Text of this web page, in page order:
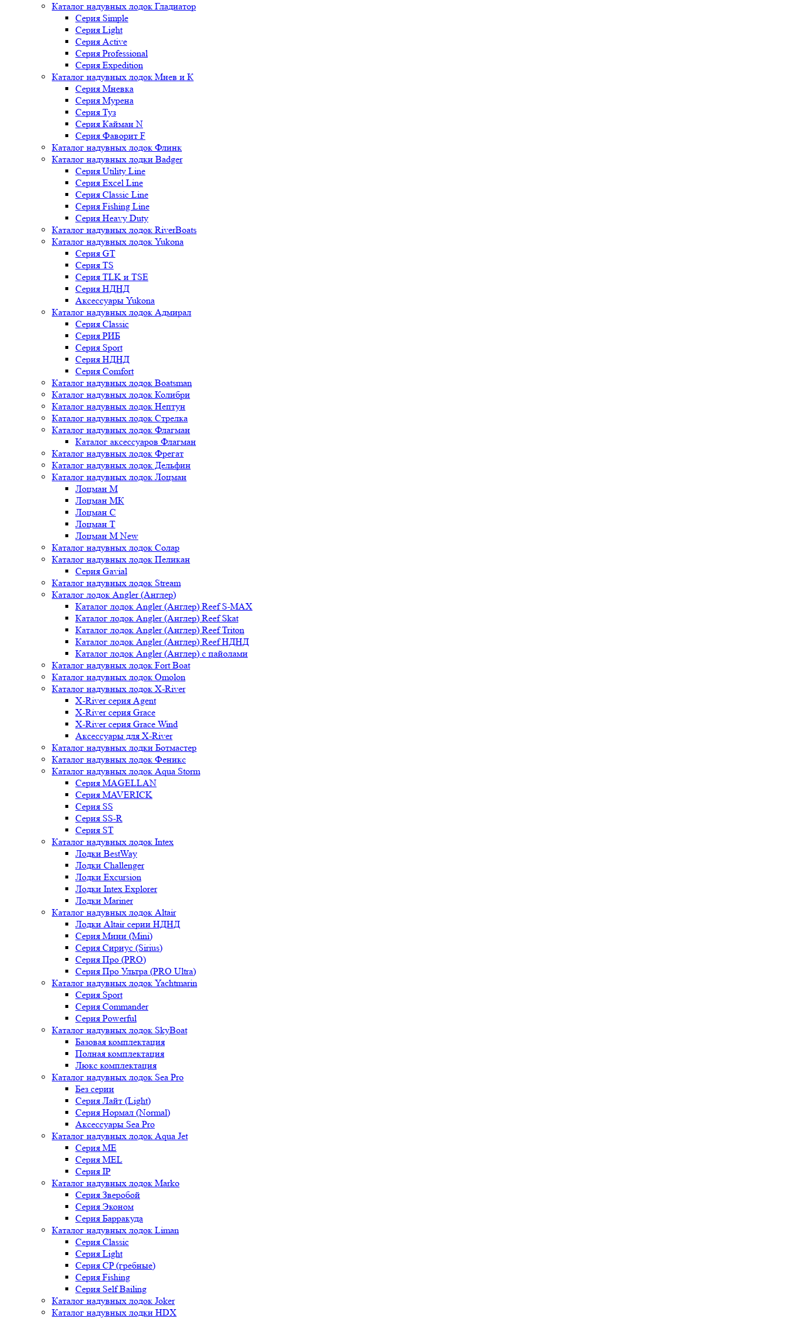
Каталог надувных лодок Гладиатор
Серия Simple
Серия Light
Серия Active
Серия Professional
Серия Expedition
Каталог надувных лодок Мнев и К
Серия Мневка
Серия Мурена
Серия Туз
Серия Кайман N
Серия Фаворит F
Каталог надувных лодок Флинк
Каталог надувных лодки Badger
Серия Utility Line
Серия Excel Line
Серия Classic Line
Серия Fishing Line
Серия Heavy Duty
Каталог надувных лодок RiverBoats
Каталог надувных лодок Yukona
Серия GT
Серия TS
Серия TLK и TSE
Серия НДНД
Аксессуары Yukona
Каталог надувных лодок Адмирал
Серия Classic
Серия РИБ
Серия Sport
Серия НДНД
Серия Comfort
Каталог надувных лодок Boatsman
Каталог надувных лодок Колибри
Каталог надувных лодок Нептун
Каталог надувных лодок Стрелка
Каталог надувных лодок Флагман
Каталог аксессуаров Флагман
Каталог надувных лодок Фрегат
Каталог надувных лодок Дельфин
Каталог надувных лодок Лоцман
Лоцман М
Лоцман МК
Лоцман С
Лоцман Т
Лоцман М New
Каталог надувных лодок Солар
Каталог надувных лодок Пеликан
Серия Gavial
Каталог надувных лодок Stream
Каталог лодок Angler (Англер)
Каталог лодок Angler (Англер) Reef S-MAX
Каталог лодок Angler (Англер) Reef Skat
Каталог лодок Angler (Англер) Reef Triton
Каталог лодок Angler (Англер) Reef НДНД
Каталог лодок Angler (Англер) с пайолами
Каталог надувных лодок Fort Boat
Каталог надувных лодок Omolon
Каталог надувных лодок X-River
X-River серия Agent
X-River серия Grace
X-River серия Grace Wind
Аксессуары для X-River
Каталог надувных лодки Ботмастер
Каталог надувных лодок Феникc
Каталог надувных лодок Aqua Storm
Серия MAGELLAN
Серия MAVERICK
Серия SS
Серия SS-R
Серия ST
Каталог надувных лодок Intex
Лодки BestWay
Лодки Challenger
Лодки Excursion
Лодки Intex Explorer
Лодки Mariner
Каталог надувных лодок Altair
Лодки Altair серии НДНД
Серия Мини (Mini)
Серия Сириус (Sirius)
Серия Про (PRO)
Серия Про Ультра (PRO Ultra)
Каталог надувных лодок Yachtmarin
Серия Sport
Серия Commander
Серия Powerful
Каталог надувных лодок SkyBoat
Базовая комплектация
Полная комплектация
Люкс комплектация
Каталог надувных лодок Sea Pro
Без серии
Серия Лайт (Light)
Серия Нормал (Normal)
Аксессуары Sea Pro
Каталог надувных лодок Aqua Jet
Серия ME
Серия MEL
Серия IP
Каталог надувных лодок Marko
Серия Зверобой
Серия Эконом
Серия Барракуда
Каталог надувных лодок Liman
Серия Classic
Серия Light
Серия CP (гребные)
Серия Fishing
Серия Self Bailing
Каталог надувных лодок Joker
Каталог надувных лодки HDX